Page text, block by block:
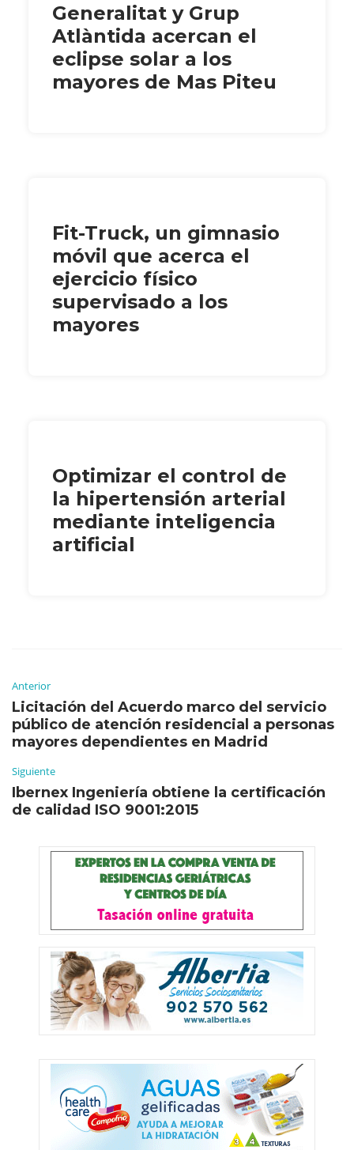
Generalitat y Grup
Atlàntida acercan el
eclipse solar a los
mayores de Mas Piteu
Fit-Truck, un gimnasio
móvil que acerca el
ejercicio físico
supervisado a los
mayores
Optimizar el control de
la hipertensión arterial
mediante inteligencia
artificial
Anterior
Licitación del Acuerdo marco del servicio
público de atención residencial a personas
mayores dependientes en Madrid
Siguiente
Ibernex Ingeniería obtiene la certificación
de calidad ISO 9001:2015